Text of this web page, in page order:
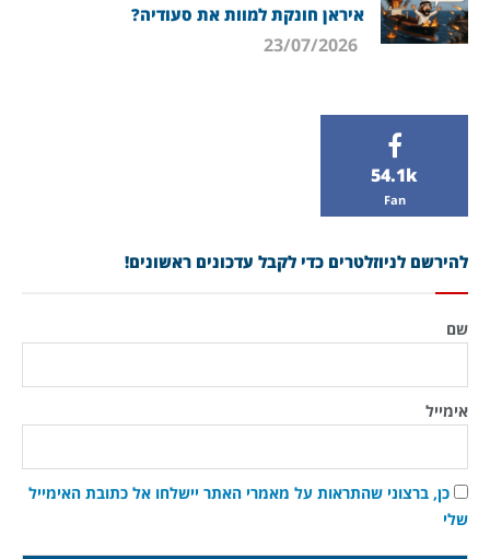
איראן חונקת למוות את סעודיה?
54.1k
Fan
להירשם לניוזלטרים כדי לקבל עדכונים ראשונים!
שם
אימייל
כן, ברצוני שהתראות על מאמרי האתר יישלחו אל כתובת האימייל
שלי